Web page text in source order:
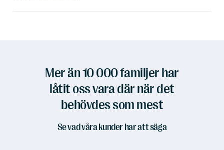
Mer än 10 000 familjer har
låtit oss vara där när det
behövdes som mest
Se vad våra kunder har att säga